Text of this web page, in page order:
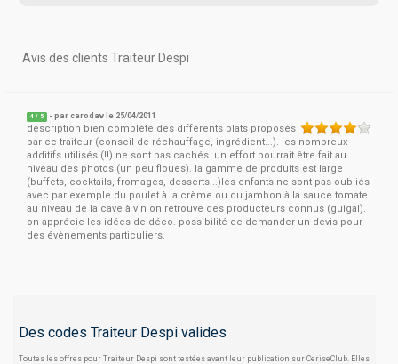
Avis des clients Traiteur Despi
4 / 5 - parcarodav le 25/04/2011
description bien complète des différents plats proposés
par ce traiteur (conseil de réchauffage, ingrédient...). les nombreux
additifs utilisés (!!) ne sont pas cachés. un effort pourrait être fait au
niveau des photos (un peu floues). la gamme de produits est large
(buffets, cocktails, fromages, desserts...)les enfants ne sont pas oubliés
avec par exemple du poulet à la crème ou du jambon à la sauce tomate.
au niveau de la cave à vin on retrouve des producteurs connus (guigal).
on apprécie les idées de déco. possibilité de demander un devis pour
des évènements particuliers.
Des codes Traiteur Despi valides
Toutes les offres pour Traiteur Despi sont testées avant leur publication sur CeriseClub. Elles